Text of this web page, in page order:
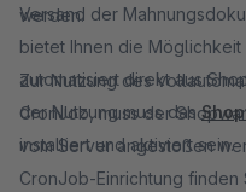
werden.
Zur Nutzung des
CronJob, muss der
vom Server angestoßen
CronJob-Einrichtung finden
Versand der
bietet Ihnen die
automatisiert direkt aus
der Nutzung muss das
installiert und aktiviert sein.